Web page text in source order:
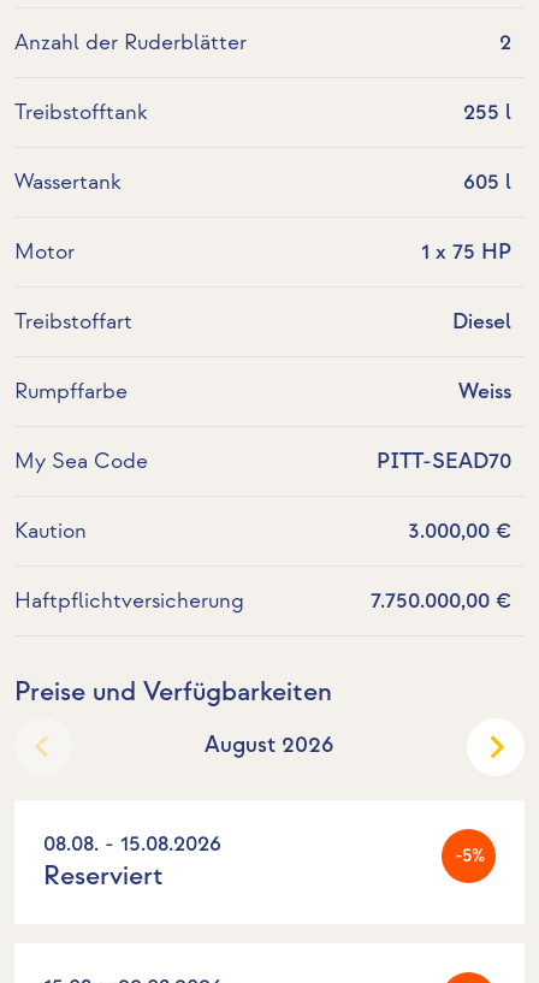
Anzahl der Ruderblätter 2
Treibstofftank 255 l
Wassertank 605 l
Motor 1 x 75 HP
Treibstoffart Diesel
Rumpffarbe Weiss
My Sea Code PITT-SEAD70
Kaution 3.000,00 €
Haftpflichtversicherung 7.750.000,00 €
Preise und Verfügbarkeiten
August 2026
08.08. - 15.08.2026 -5%
Reserviert